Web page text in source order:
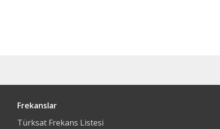
Frekanslar
Türksat Frekans Listesi